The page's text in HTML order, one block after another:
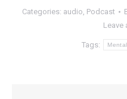
Categories: audio, Podcast
Leave
Tags: